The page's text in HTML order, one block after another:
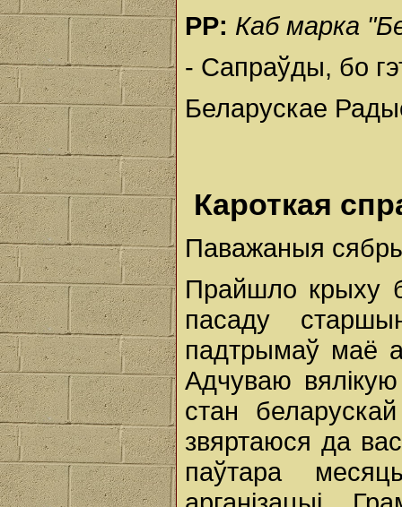
РР: Каб марка
- Сапраўды, бо
Беларускае
Кароткая
Паважаныя
Прайшло крыху
пасаду
падтрымаў маё
Адчуваю вялікую
стан
звяртаюся да
паўтара